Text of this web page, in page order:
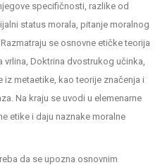
specifičnosti, razlike od
status morala, pitanje moralnog
se osnovne etičke teorija
vrlina, Doktrina dvostrukog učinka,
iz metaetike, kao teorije značenja i
Na kraju se uvodi u elemenarne
etike i daju naznake moralne
da se upozna osnovnim